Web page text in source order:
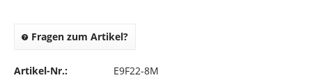
Fragen zum Artikel?
Artikel-Nr.:
E9F22-8M